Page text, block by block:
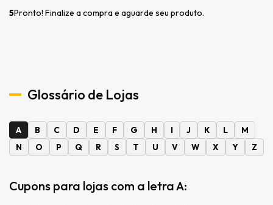
5Pronto! Finalize a compra e aguarde seu produto.
Glossário de Lojas
A B C D E F G H I J K L
M
N
O P Q R S T U V W X Y Z
Cupons para lojas com a letra A: